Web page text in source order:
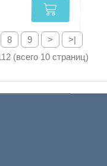
8 9 >
>|
(всего 10 страниц)